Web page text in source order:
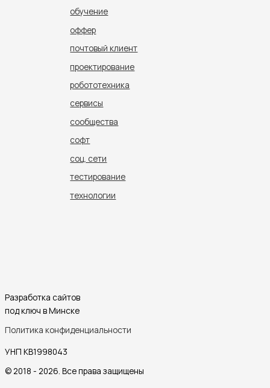
обучение
оффер
почтовый клиент
проектирование
робототехника
сервисы
сообщества
софт
соц. сети
тестирование
технологии
Разработка сайтов
под ключ в Минске
Политика конфиденциальности
УНП KB1998043
© 2018 - 2026. Все права защищены